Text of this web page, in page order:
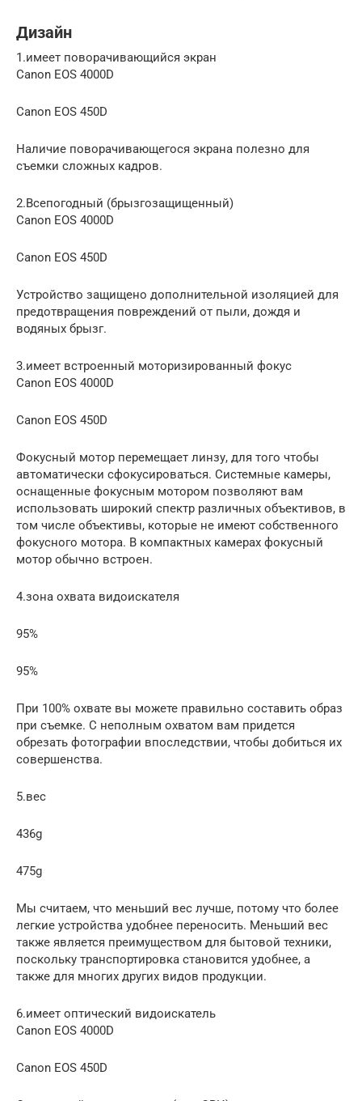
Дизайн
1.имеет поворачивающийся экран
Canon EOS 4000D
Canon EOS 450D
Наличие поворачивающегося экрана полезно для
съемки сложных кадров.
2.Всепогодный (брызгозащищенный)
Canon EOS 4000D
Canon EOS 450D
Устройство защищено дополнительной изоляцией для
предотвращения повреждений от пыли, дождя и
водяных брызг.
3.имеет встроенный моторизированный фокус
Canon EOS 4000D
Canon EOS 450D
Фокусный мотор перемещает линзу, для того чтобы
автоматически сфокусироваться. Системные камеры,
оснащенные фокусным мотором позволяют вам
использовать широкий спектр различных объективов, в
том числе объективы, которые не имеют собственного
фокусного мотора. В компактных камерах фокусный
мотор обычно встроен.
4.зона охвата видоискателя
95%
95%
При 100% охвате вы можете правильно составить образ
при съемке. С неполным охватом вам придется
обрезать фотографии впоследствии, чтобы добиться их
совершенства.
5.вес
436g
475g
Мы считаем, что меньший вес лучше, потому что более
легкие устройства удобнее переносить. Меньший вес
также является преимуществом для бытовой техники,
поскольку транспортировка становится удобнее, а
также для многих других видов продукции.
6.имеет оптический видоискатель
Canon EOS 4000D
Canon EOS 450D